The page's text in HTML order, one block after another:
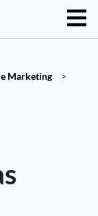
Marketing
>